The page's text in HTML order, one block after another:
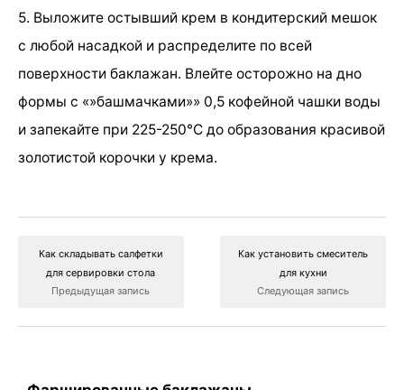
5. Выложите остывший крем в кондитерский мешок
с любой насадкой и распределите по всей
поверхности баклажан. Влейте осторожно на дно
формы с «»башмачками»» 0,5 кофейной чашки воды
и запекайте при 225-250°С до образования красивой
золотистой корочки у крема.
Как складывать салфетки
для сервировки стола
Предыдущая запись
Как установить смеситель
для кухни
Следующая запись